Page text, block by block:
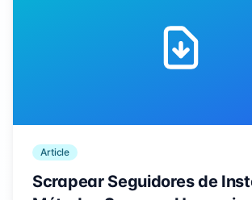
Article
Scrapear Seguidores de